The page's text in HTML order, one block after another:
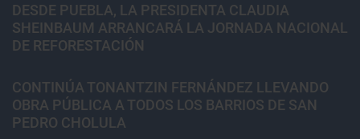
DESDE PUEBLA, LA PRESIDENTA CLAUDIA
SHEINBAUM ARRANCARÁ LA JORNADA NACIONAL
DE REFORESTACIÓN
CONTINÚA TONANTZIN FERNÁNDEZ LLEVANDO
OBRA PÚBLICA A TODOS LOS BARRIOS DE SAN
PEDRO CHOLULA